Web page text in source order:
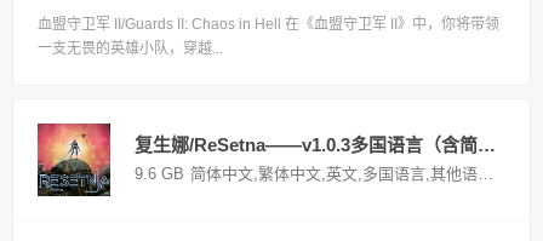
血盟守卫军 II/Guards II: Chaos in Hell 在《血盟守卫军 II》中，你将带领
一支无畏的英雄小队，穿越...
复生娜/ReSetna——v1.0.3多国语言（含简体中文）免安装解压即玩版
9.6 GB 简体中文,繁体中文,英文,多国语言,其他语言